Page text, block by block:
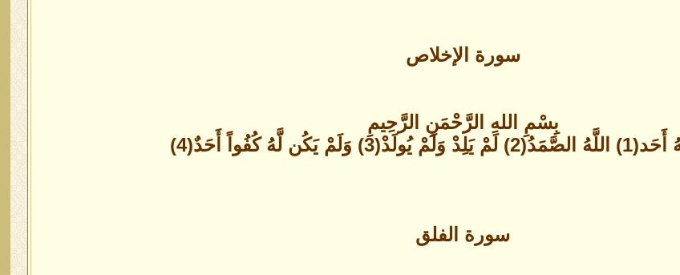
سورة الإخلاص
بِسْمِ اللهِ الرَّحْمَنِ الرَّحِيمِ
وَلَمْ يَكُن لَّهُ كُفُواً أَحَدٌ(4)
سورة الفلق